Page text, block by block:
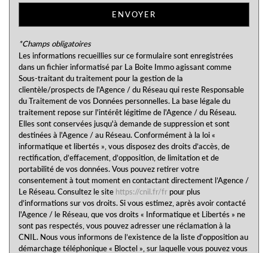
Familles avec 3 enfants
ENVOYER
*Champs obligatoires
Les informations recueillies sur ce formulaire sont enregistrées
dans un fichier informatisé par La Boite Immo agissant comme
Sous-traitant du traitement pour la gestion de la
clientèle/prospects de l'Agence / du Réseau qui reste Responsable
du Traitement de vos Données personnelles. La base légale du
traitement repose sur l'intérêt légitime de l'Agence / du Réseau.
Elles sont conservées jusqu'à demande de suppression et sont
destinées à l'Agence / au Réseau. Conformément à la loi «
informatique et libertés », vous disposez des droits d’accès, de
rectification, d’effacement, d’opposition, de limitation et de
portabilité de vos données. Vous pouvez retirer votre
consentement à tout moment en contactant directement l’Agence /
Le Réseau. Consultez le site https://cnil.fr/fr pour plus
d’informations sur vos droits. Si vous estimez, après avoir contacté
l'Agence / le Réseau, que vos droits « Informatique et Libertés » ne
sont pas respectés, vous pouvez adresser une réclamation à la
CNIL. Nous vous informons de l’existence de la liste d'opposition au
démarchage téléphonique « Bloctel », sur laquelle vous pouvez vous